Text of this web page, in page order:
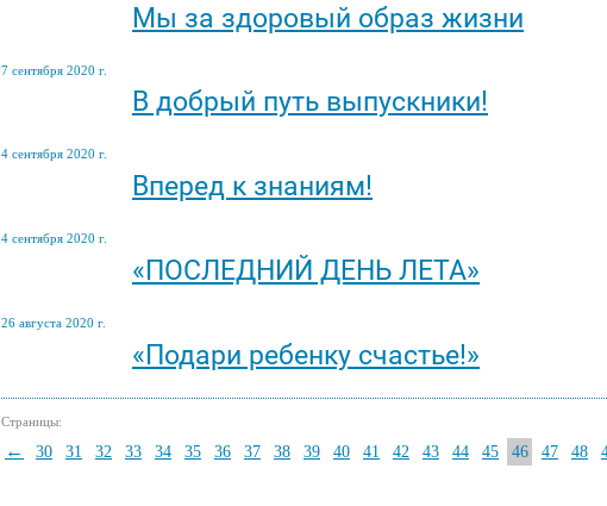
Мы за здоровый образ жизни
7 сентября 2020 г.
В добрый путь выпускники!
4 сентября 2020 г.
Вперед к знаниям!
4 сентября 2020 г.
«ПОСЛЕДНИЙ ДЕНЬ ЛЕТА»
26 августа 2020 г.
«Подари ребенку счастье!»
Страницы:
← 30 31 32 33 34 35 36 37 38 39 40 41 42 43 44 45 46 47 48